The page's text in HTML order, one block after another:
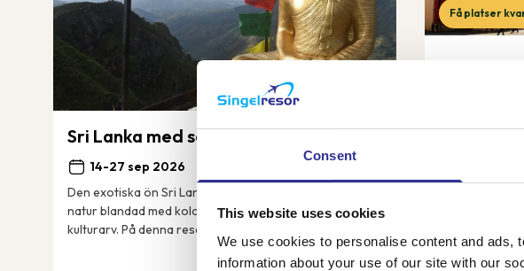
Consent
This website uses cookies
We use cookies to personalise content and ads,
information about your use of our site with our
Sri Lanka med sol och bad
14-27 sep 2026
Den exotiska ön Sri Lanka bjuder på vacker grönskande
natur blandad med kolonial historia och ett stort
kulturarv. På denna resa besöker vi bland annat de
grönklädda bergen i Nuwara Eliya, det mäktiga...
Få platser
vackra
vår
Från22